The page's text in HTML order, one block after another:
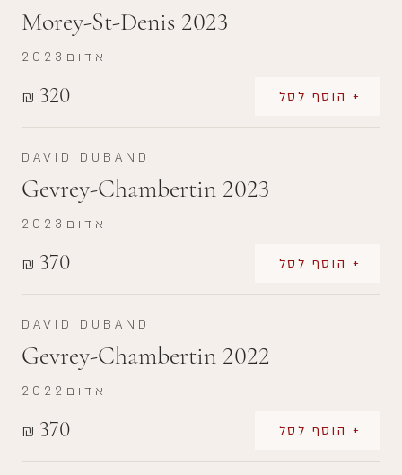
Morey-St-Denis 2023
₪ 320 + הוסף לסל
2023 אדום
DAVID DUBAND
Gevrey-Chambertin 2023
₪ 370 + הוסף לסל
2023 אדום
DAVID DUBAND
Gevrey-Chambertin 2022
₪ 370 + הוסף לסל
2022 אדום